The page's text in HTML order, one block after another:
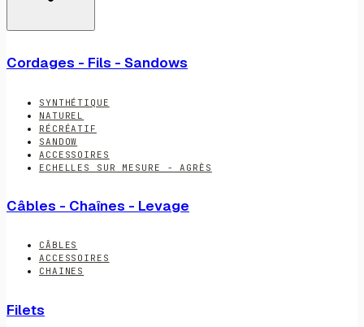
Cordages - Fils - Sandows
SYNTHÉTIQUE
NATUREL
RÉCRÉATIF
SANDOW
ACCESSOIRES
ECHELLES SUR MESURE - AGRÈS
Câbles - Chaînes - Levage
CÂBLES
ACCESSOIRES
CHAINES
Filets